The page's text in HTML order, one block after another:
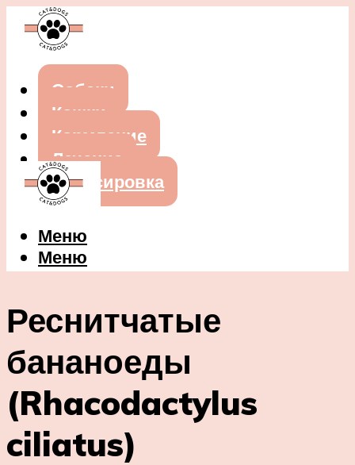
Собаки
Кошки
Кормление
Лечение
Дрессировка
Меню
Меню
Реснитчатые
бананоеды
(Rhacodactylus
ciliatus)